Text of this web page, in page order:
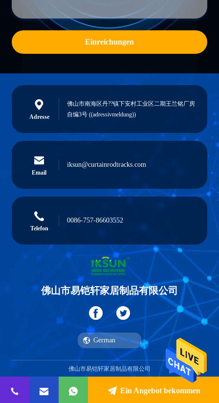
Einreichungen
Adresse
佛山市南海区丹??镇下安村工业区二期王兰铭厂房
自编3号 ((adressivmeldung))
Email
iksun@curtainrodtracks.com
Telefon
0086-757-86603552
佛山市易铠轩家居制品有限公司
German
佛山市易铠轩家居制品有限公司
Ein Angebot bekommen